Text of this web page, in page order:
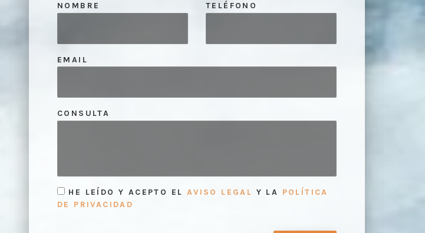
NOMBRE TELÉFONO
EMAIL
CONSULTA
HE LEÍDO Y ACEPTO EL AVISO LEGAL Y LA POLÍTICA
DE PRIVACIDAD